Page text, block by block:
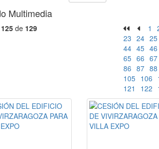
Multimedia
125de 129 1
23 24 25
44 45 46
65 66 67
86 87 88
105 106
121
122